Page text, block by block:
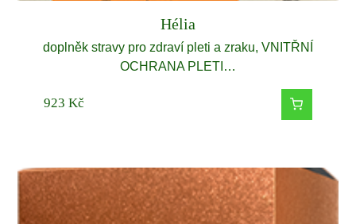
Hélia
doplněk stravy pro zdraví pleti a zraku, VNITŘNÍ
OCHRANA PLETI…
923 Kč